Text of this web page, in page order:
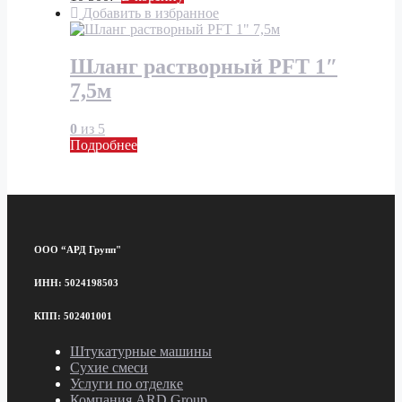
Добавить в избранное
Шланг растворный PFT 1″
7,5м
0 из 5
Подробнее
ООО “АРД Групп"
ИНН: 5024198503
КПП: 502401001
Штукатурные машины
Сухие смеси
Услуги по отделке